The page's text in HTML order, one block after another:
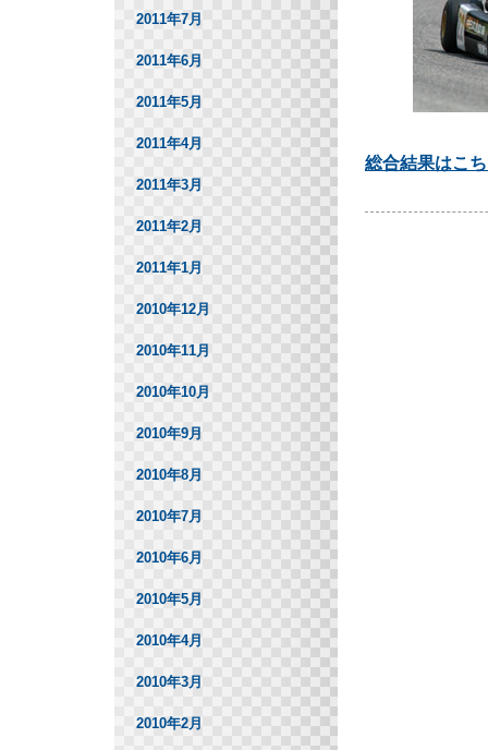
総合結果はこ
2011年7月
2011年6月
2011年5月
2011年4月
2011年3月
2011年2月
2011年1月
2010年12月
2010年11月
2010年10月
2010年9月
2010年8月
2010年7月
2010年6月
2010年5月
2010年4月
2010年3月
2010年2月